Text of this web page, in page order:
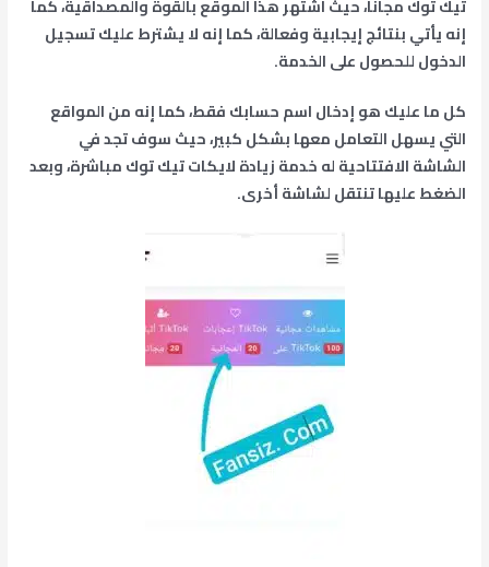
تيك توك مجاناً، حيث اشتهر هذا الموقع بالقوة والمصداقية، كما
إنه يأتي بنتائج إيجابية وفعالة، كما إنه لا يشترط عليك تسجيل
الدخول للحصول على الخدمة.
كل ما عليك هو إدخال اسم حسابك فقط، كما إنه من المواقع
التي يسهل التعامل معها بشكل كبير، حيث سوف تجد في
الشاشة الافتتاحية له خدمة زيادة لايكات تيك توك مباشرة،وبعد
الضغط عليها تنتقل لشاشة أخرى.